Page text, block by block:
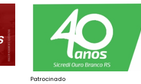
Patrocinado